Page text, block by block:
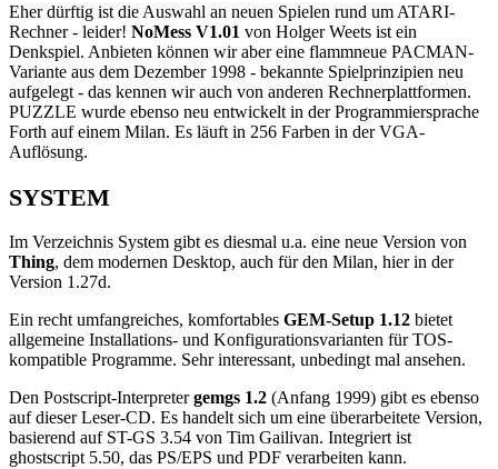
Eher dürftig ist die Auswahl an neuen Spielen rund um ATARI-
Rechner - leider! NoMess V1.01 von Holger Weets ist ein
Denkspiel. Anbieten können wir aber eine flammneue PACMAN-
Variante aus dem Dezember 1998 - bekannte Spielprinzipien neu
aufgelegt - das kennen wir auch von anderen Rechnerplattformen.
PUZZLE wurde ebenso neu entwickelt in der Programmiersprache
Forth auf einem Milan. Es läuft in 256 Farben in der VGA-
Auflösung.
SYSTEM
Im Verzeichnis System gibt es diesmal u.a. eine neue Version von
Thing, dem modernen Desktop, auch für den Milan, hier in der
Version 1.27d.
Ein recht umfangreiches, komfortables GEM-Setup 1.12 bietet
allgemeine Installations- und Konfigurationsvarianten für TOS-
kompatible Programme. Sehr interessant, unbedingt mal ansehen.
Den Postscript-Interpretergemgs 1.2 (Anfang 1999) gibt es ebenso
auf dieser Leser-CD. Es handelt sich um eine überarbeitete Version,
basierend auf ST-GS 3.54 von Tim Gailivan. Integriert ist
ghostscript 5.50, das PS/EPS und PDF verarbeiten kann.